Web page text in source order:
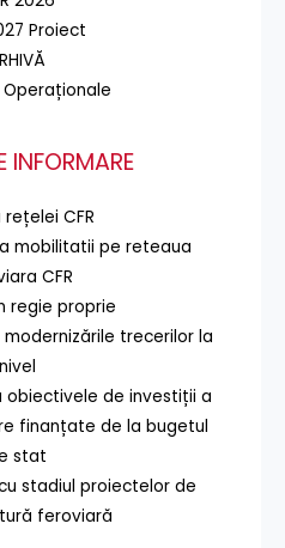
Proiect
Operaționale
INFORMARE
CFR
mobilitatii pe reteaua
CFR
regie proprie
trecerilor la
nivel
de investiții a
finanțate de la bugetul
stat
stadiul proiectelor de
feroviară